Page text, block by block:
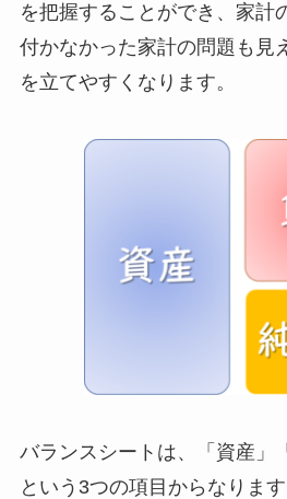
を把握することができ、家計
付かなかった家計の問題も見
を立てやすくなります。
バランスシートは、「資産」
という3つの項目からなりま